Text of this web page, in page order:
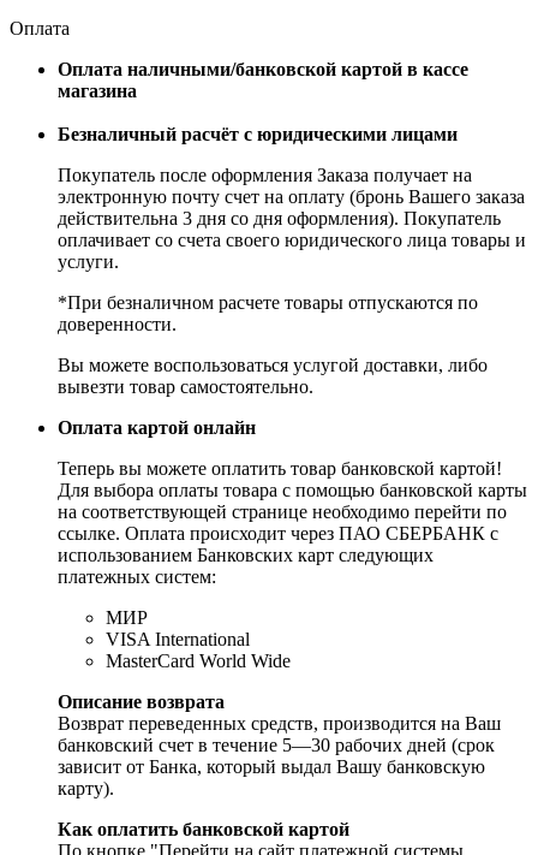
Оплата
Оплата наличными/банковской картой в кассе
магазина
Безналичный расчёт с юридическими лицами
Покупатель после оформления Заказа получает на
электронную почту счет на оплату (бронь Вашего заказа
действительна 3 дня со дня оформления). Покупатель
оплачивает со счета своего юридического лица товары и
услуги.
*При безналичном расчете товары отпускаются по
доверенности.
Вы можете воспользоваться услугой доставки, либо
вывезти товар самостоятельно.
Оплата картой онлайн
Теперь вы можете оплатить товар банковской картой!
Для выбора оплаты товара с помощью банковской карты
на соответствующей странице необходимо перейти по
ссылке. Оплата происходит через ПАО СБЕРБАНК с
использованием Банковских карт следующих
платежных систем:
МИР
VISA International
MasterCard World Wide
Описание возврата
Возврат переведенных средств, производится на Ваш
банковский счет в течение 5—30 рабочих дней (срок
зависит от Банка, который выдал Вашу банковскую
карту).
Как оплатить банковской картой